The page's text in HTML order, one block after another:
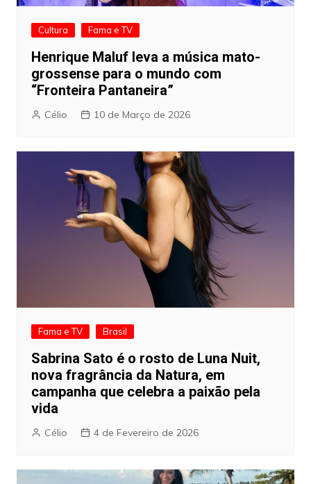
Cultura Fama e TV
Henrique Maluf leva a música mato-
grossense para o mundo com
“Fronteira Pantaneira”
Célio 10 de Março de 2026
Fama e TV Brasil
Sabrina Sato é o rosto de Luna Nuit,
nova fragrância da Natura, em
campanha que celebra a paixão pela
vida
Célio 4 de Fevereiro de 2026